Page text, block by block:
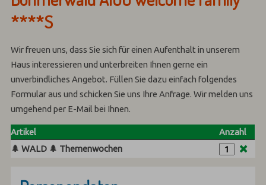
****S
Wir freuen uns, dass Sie sich für einen Aufenthalt in unserem
Haus interessieren und unterbreiten Ihnen gerne ein
unverbindliches Angebot. Füllen Sie dazu einfach folgendes
Formular aus und schicken Sie uns Ihre Anfrage. Wir melden uns
umgehend per E-Mail bei Ihnen.
Artikel
Anzahl
🌲 WALD 🌲 Themenwochen